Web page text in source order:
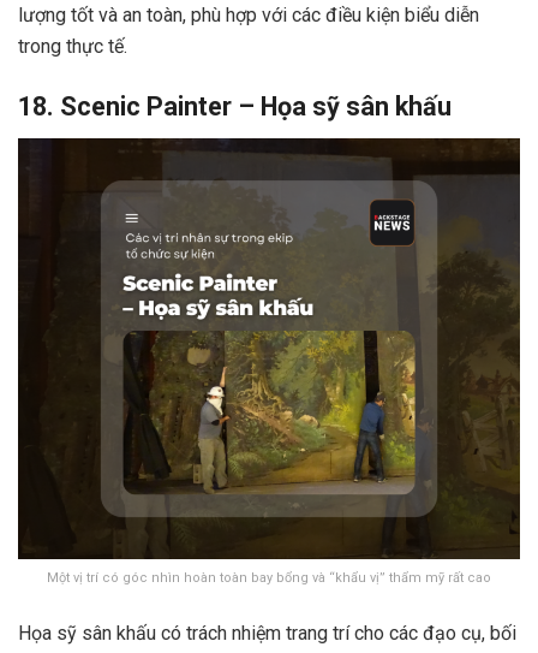
lượng tốt và an toàn, phù hợp với các điều kiện biểu diễn
trong thực tế.
18. Scenic Painter – Họa sỹ sân khấu
Một vị trí có góc nhìn hoàn toàn bay bổng và “khẩu vị” thẩm mỹ rất cao
Họa sỹ sân khấu có trách nhiệm trang trí cho các đạo cụ, bối